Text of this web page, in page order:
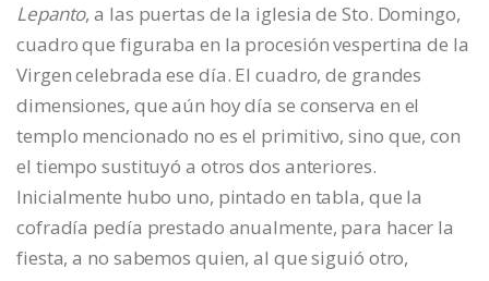
Lepanto, a las puertas de la iglesia de Sto. Domingo,
cuadro que figuraba en la procesión vespertina de la
Virgen celebrada ese día. El cuadro, de grandes
dimensiones, que aún hoy día se conserva en el
templo mencionado no es el primitivo, sino que, con
el tiempo sustituyó a otros dos anteriores.
Inicialmente hubo uno, pintado en tabla, que la
cofradía pedía prestado anualmente, para hacer la
fiesta, a no sabemos quien, al que siguió otro,